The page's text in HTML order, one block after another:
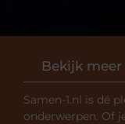
Bekijk
Samen-1.nl is dé
onderwerpen. Of